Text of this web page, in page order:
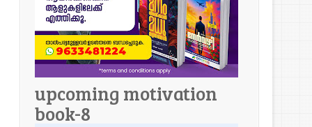
upcoming motivation
book-8